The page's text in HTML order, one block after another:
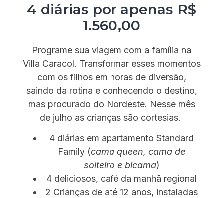
4 diárias por apenas R$
1.560,00
Programe sua viagem com a família na
Villa Caracol. Transformar esses momentos
com os filhos em horas de diversão,
saindo da rotina e conhecendo o destino,
mas procurado do Nordeste. Nesse mês
de julho as crianças são cortesias.
4 diárias em apartamento Standard
Family (cama queen, cama de
solteiro e bicama)
4 deliciosos, café da manhã regional
2 Crianças de até 12 anos, instaladas